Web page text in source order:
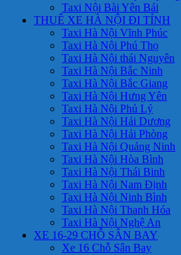
Taxi Nội Bài Yên Bái
THUÊ XE HÀ NỘI ĐI TỈNH
Taxi Hà Nội Vĩnh Phúc
Taxi Hà Nội Phú Thọ
Taxi Hà Nội thái Nguyên
Taxi Hà Nội Bắc Ninh
Taxi Hà Nội Bắc Giang
Taxi Hà Nội Hưng Yên
Taxi Hà Nội Phủ Lý
Taxi Hà Nội Hải Dương
Taxi Hà Nội Hải Phòng
Taxi Hà Nội Quảng Ninh
Taxi Hà Nội Hòa Bình
Taxi Hà Nội Thái Binh
Taxi Hà Nội Nam Định
Taxi Hà Nội Ninh Bình
Taxi Hà Nội Thanh Hóa
Taxi Hà Nội Nghệ An
XE 16-29 CHỖ SÂN BAY
Xe 16 Chỗ Sân Bay